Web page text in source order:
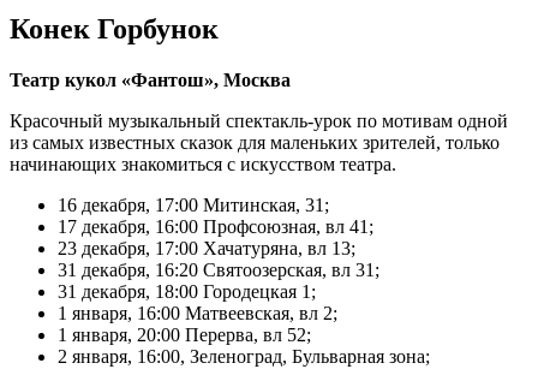
Конек Горбунок
Театр кукол «Фантош», Москва
Красочный музыкальный спектакль-урок по мотивам одной
из самых известных сказок для маленьких зрителей, только
начинающих знакомиться с искусством театра.
16 декабря, 17:00 Митинская, 31;
17 декабря, 16:00 Профсоюзная, вл 41;
23 декабря, 17:00 Хачатуряна, вл 13;
31 декабря, 16:20 Святоозерская, вл 31;
31 декабря, 18:00 Городецкая 1;
1 января, 16:00 Матвеевская, вл 2;
1 января, 20:00 Перерва, вл 52;
2 января, 16:00, Зеленоград, Бульварная зона;